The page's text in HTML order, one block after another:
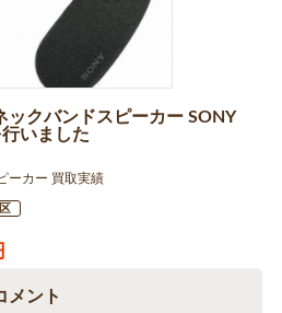
ックバンドスピーカー SONY
いました
ーカー 買取実績
メント